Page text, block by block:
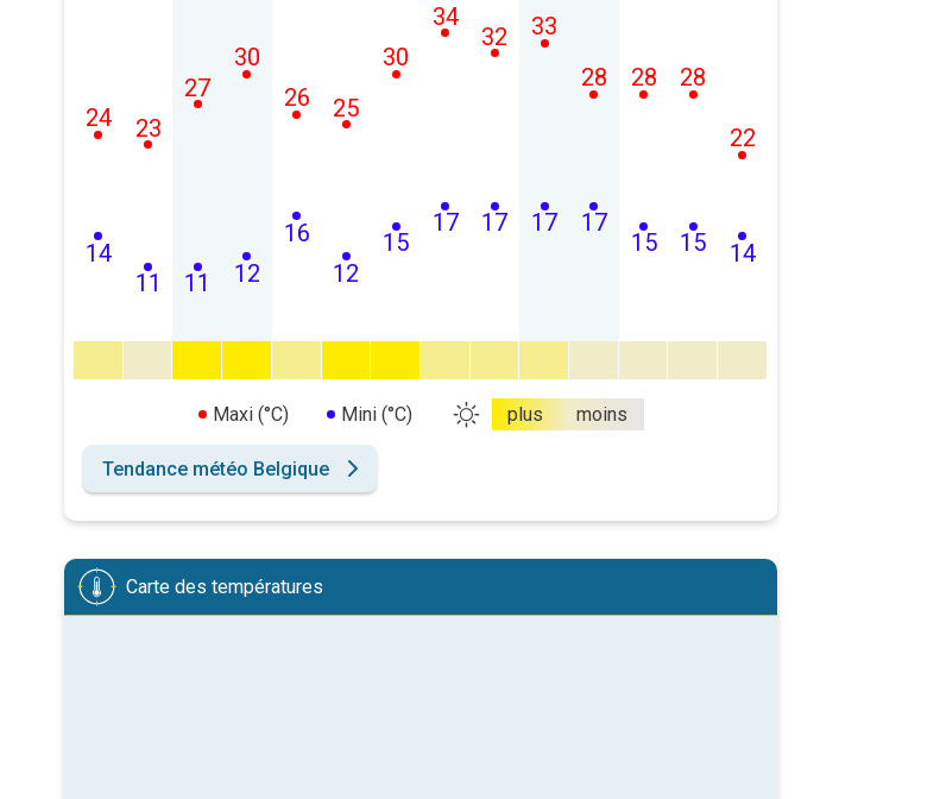
14
24
11
23
11
27
12
30
16
26
12
25
15
30
17
34
17
32
17
33
17
28
15
28
15
28
14
22
Maxi (°C) Mini (°C) plus moins
Tendance météo Belgique
Carte des températures